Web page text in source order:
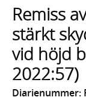
lista
med
sökförslag
Remiss
stärkt
vid höjd
2022:57)
Diarienummer: